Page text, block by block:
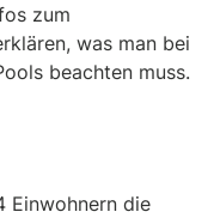
zum
was man bei
beachten muss.
Einwohnern die